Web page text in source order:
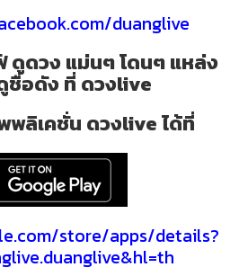
duanglive
ดูดวง แม่นๆ โดนๆ แหล่ง
ชื่อดัง ที่ ดวงlive
พลิเคชั่น ดวงlive ได้ที่
store/apps/details?